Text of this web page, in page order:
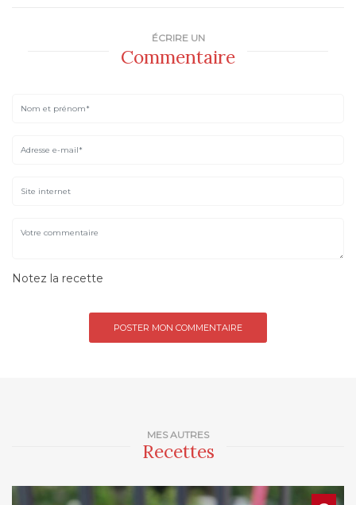
MES AUTRES
Recettes
ÉCRIRE UN
Commentaire
Notez la recette